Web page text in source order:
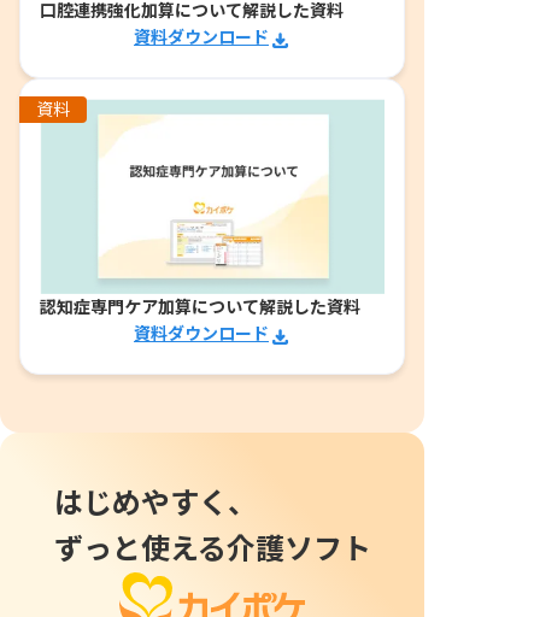
口腔連携強化加算について解説した資料
資料ダウンロード
資料
認知症専門ケア加算について解説した資料
資料ダウンロード
はじめやすく、
ずっと使える介護ソフト